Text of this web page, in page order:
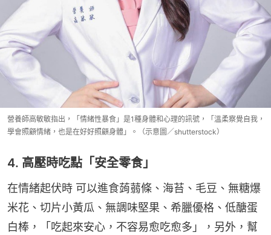
營養師高敏敏指出，「情緒性暴食」是1種身體和心理的訊號，「溫柔察覺自我，
學會照顧情緒，也是在好好照顧身體」。（示意圖／shutterstock）
4. 高壓時吃點「安全零食」
在情緒起伏時 可以進食蒟蒻條、海苔、毛豆、無糖爆
米花、切片小黃瓜、無調味堅果、希臘優格、低醣蛋
白棒，「吃起來安心，不容易愈吃愈多」，另外，幫